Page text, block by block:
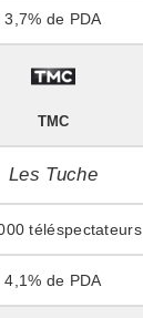
3,7%
TMC
Les Tuche
4,1%